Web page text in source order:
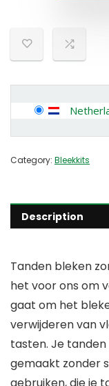
Category: Bleekkits
Description
Tanden bleken
het voor ons om
gaat om het
verwijderen van
tasten. Je
gemaakt zonder